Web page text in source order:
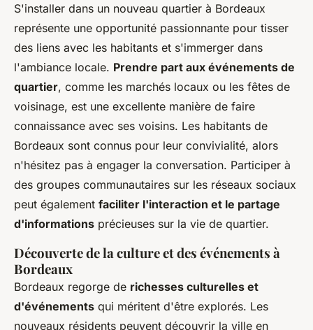
S'installer dans un nouveau quartier à Bordeaux
représente une opportunité passionnante pour tisser
des liens avec les habitants et s'immerger dans
l'ambiance locale. Prendre part aux événements de
quartier, comme les marchés locaux ou les fêtes de
voisinage, est une excellente manière de faire
connaissance avec ses voisins. Les habitants de
Bordeaux sont connus pour leur convivialité, alors
n'hésitez pas à engager la conversation. Participer à
des groupes communautaires sur les réseaux sociaux
peut également faciliter l'interaction et le partage
d'informations précieuses sur la vie de quartier.
Découverte de la culture et des événements à
Bordeaux
Bordeaux regorge de richesses culturelles et
d'événements qui méritent d'être explorés. Les
nouveaux résidents peuvent découvrir la ville en